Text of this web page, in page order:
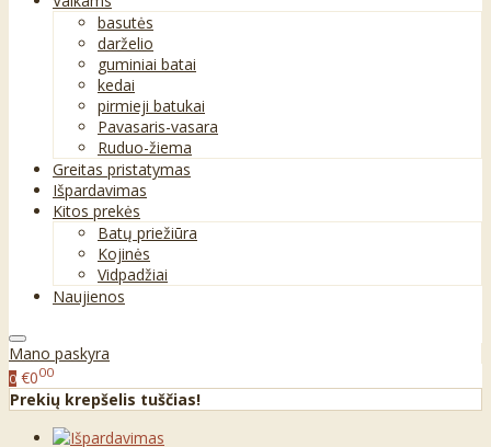
basutės
darželio
guminiai batai
kedai
pirmieji batukai
Pavasaris-vasara
Ruduo-žiema
Greitas pristatymas
Išpardavimas
Kitos prekės
Batų priežiūra
Kojinės
Vidpadžiai
Naujienos
Mano paskyra
0 €000
Prekių krepšelis tuščias!